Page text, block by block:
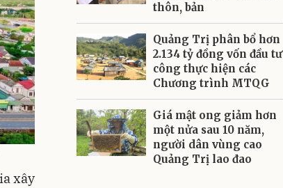
xây
thôn, bản
Quảng Trị phân bổ hơn
2.134 tỷ đồng vốn đầu tư
công thực hiện các
Chương trình MTQG
Giá mật ong giảm hơn
một nửa sau 10 năm,
người dân vùng cao
Quảng Trị lao đao